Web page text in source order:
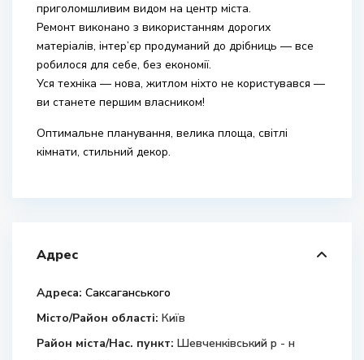
приголомшливим видом на центр міста.
Ремонт виконано з використанням дорогих
матеріалів, інтер’єр продуманий до дрібниць — все
робилося для себе, без економії.
Уся техніка — нова, житлом ніхто не користувався —
ви станете першим власником!
Оптимальне планування, велика площа, світлі
кімнати, стильний декор.
Адрес
Адреса: Саксаганського
Місто/Район області: Київ
Район міста/Нас. пункт: Шевченківський р - н